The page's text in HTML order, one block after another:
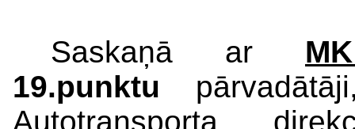
Saskaņā ar
19.punktu
Autotransporta